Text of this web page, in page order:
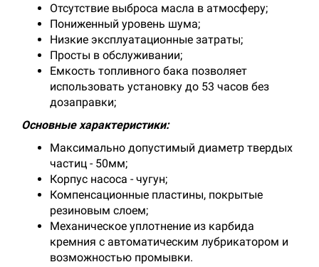
Отсутствие выброса масла в атмосферу;
Пониженный уровень шума;
Низкие эксплуатационные затраты;
Просты в обслуживании;
Емкость топливного бака позволяет
использовать установку до 53 часов без
дозаправки;
Основные характеристики:
Максимально допустимый диаметр твердых
частиц - 50мм;
Корпус насоса - чугун;
Компенсационные пластины, покрытые
резиновым слоем;
Механическое уплотнение из карбида
кремния с автоматическим лубрикатором и
возможностью промывки.